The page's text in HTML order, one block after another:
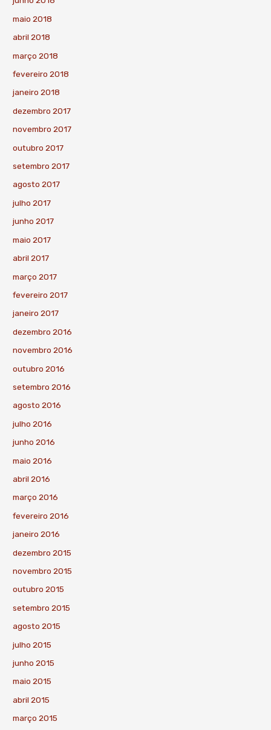
maio 2018
abril 2018
março 2018
fevereiro 2018
janeiro 2018
dezembro 2017
novembro 2017
outubro 2017
setembro 2017
agosto 2017
julho 2017
junho 2017
maio 2017
abril 2017
março 2017
fevereiro 2017
janeiro 2017
dezembro 2016
novembro 2016
outubro 2016
setembro 2016
agosto 2016
julho 2016
junho 2016
maio 2016
abril 2016
março 2016
fevereiro 2016
janeiro 2016
dezembro 2015
novembro 2015
outubro 2015
setembro 2015
agosto 2015
julho 2015
junho 2015
maio 2015
abril 2015
março 2015